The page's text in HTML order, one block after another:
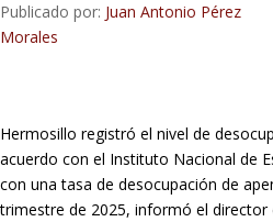
Publicado por: Juan Antonio Pérez
Morales
Hermosillo registró el nivel de
acuerdo con el Instituto Nacional de
con una tasa de desocupación de
trimestre de 2025, informó el director